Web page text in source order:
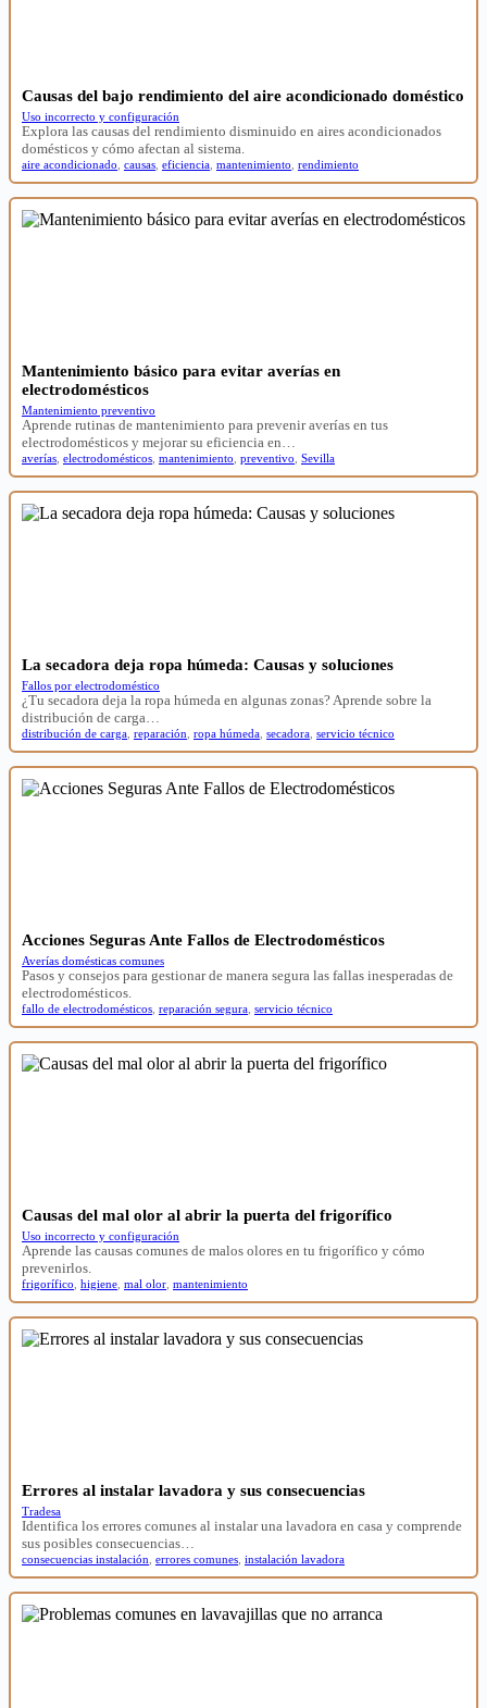
Causas del bajo rendimiento del aire acondicionado doméstico
Uso incorrecto y configuración
Explora las causas del rendimiento disminuido en aires acondicionados
domésticos y cómo afectan al sistema.
aire acondicionado causas eficiencia mantenimiento rendimiento
Mantenimiento básico para evitar averías en
electrodomésticos
Mantenimiento preventivo
Aprende rutinas de mantenimiento para prevenir averías en tus
electrodomésticos y mejorar su eficiencia en…
averías electrodomésticos mantenimiento preventivo Sevilla
La secadora deja ropa húmeda: Causas y soluciones
Fallos por electrodoméstico
¿Tu secadora deja la ropa húmeda en algunas zonas? Aprende sobre la
distribución de carga…
distribución de carga reparación ropa húmeda secadora servicio técnico
Acciones Seguras Ante Fallos de Electrodomésticos
Averías domésticas comunes
Pasos y consejos para gestionar de manera segura las fallas inesperadas de
electrodomésticos.
fallo de electrodomésticos reparación segura servicio técnico
Causas del mal olor al abrir la puerta del frigorífico
Uso incorrecto y configuración
Aprende las causas comunes de malos olores en tu frigorífico y cómo
prevenirlos.
frigorífico higiene mal olor mantenimiento
Errores al instalar lavadora y sus consecuencias
Tradesa
Identifica los errores comunes al instalar una lavadora en casa y comprende
sus posibles consecuencias…
consecuencias instalación errores comunes instalación lavadora